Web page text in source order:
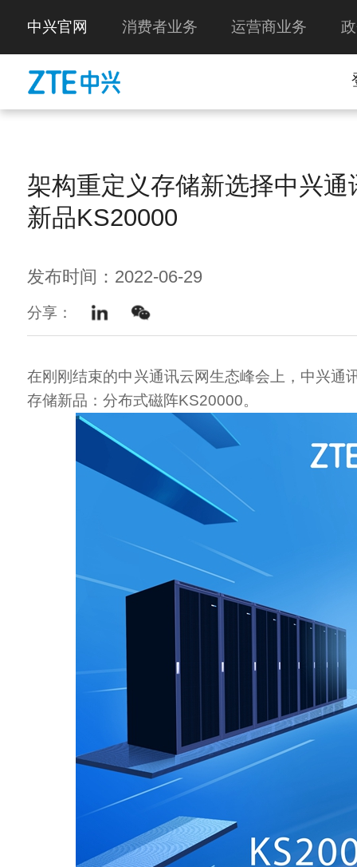
中兴官网 消费者业务 运营商业务
架构重定义存储新选择中兴通
新品KS20000
发布时间：2022-06-29
分享：
在刚刚结束的中兴通讯云网生态峰会上，中兴通
存储新品：分布式磁阵KS20000。